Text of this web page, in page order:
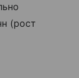
(рост